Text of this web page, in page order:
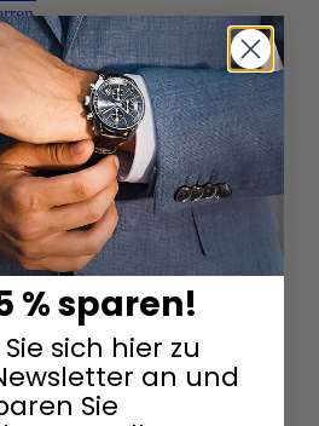
Uhren
& Edelsteine
% sparen!
sich hier zu
an und
Sie